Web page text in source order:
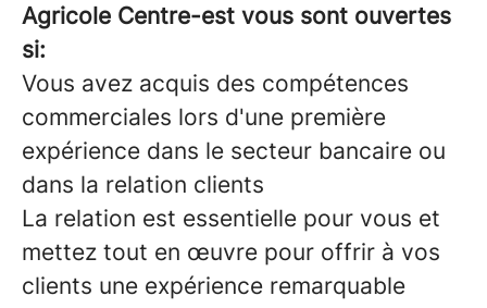
Agricole Centre-est vous sont ouvertes
si:
Vous avez acquis des compétences
commerciales lors d'une première
expérience dans le secteur bancaire ou
dans la relation clients
La relation est essentielle pour vous et
mettez tout en œuvre pour offrir à vos
clients une expérience remarquable